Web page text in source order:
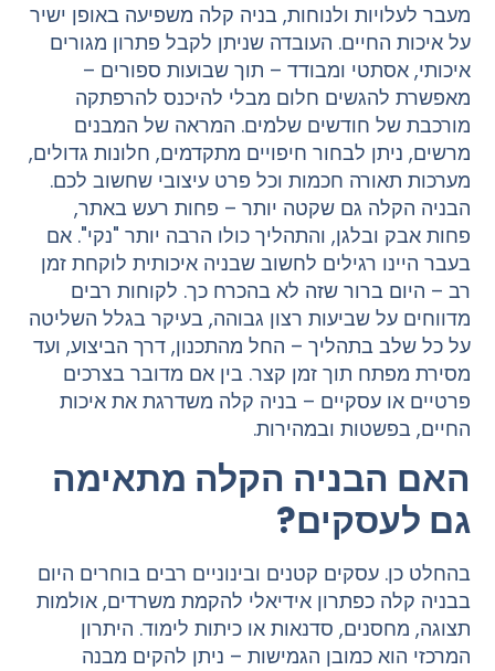
מעבר לעלויות ולנוחות, בניה קלה משפיעה באופן ישיר
על איכות החיים. העובדה שניתן לקבל פתרון מגורים
איכותי, אסתטי ומבודד – תוך שבועות ספורים –
מאפשרת להגשים חלום מבלי להיכנס להרפתקה
מורכבת של חודשים שלמים. המראה של המבנים
מרשים, ניתן לבחור חיפויים מתקדמים, חלונות גדולים,
מערכות תאורה חכמות וכל פרט עיצובי שחשוב לכם.
הבניה הקלה גם שקטה יותר – פחות רעש באתר,
פחות אבק ובלגן, והתהליך כולו הרבה יותר "נקי". אם
בעבר היינו רגילים לחשוב שבניה איכותית לוקחת זמן
רב – היום ברור שזה לא בהכרח כך. לקוחות רבים
מדווחים על שביעות רצון גבוהה, בעיקר בגלל השליטה
על כל שלב בתהליך – החל מהתכנון, דרך הביצוע, ועד
מסירת מפתח תוך זמן קצר. בין אם מדובר בצרכים
פרטיים או עסקיים – בניה קלה משדרגת את איכות
החיים, בפשטות ובמהירות.
האם הבניה הקלה מתאימה
גם לעסקים?
בהחלט כן. עסקים קטנים ובינוניים רבים בוחרים היום
בבניה קלה כפתרון אידיאלי להקמת משרדים, אולמות
תצוגה, מחסנים, סדנאות או כיתות לימוד. היתרון
המרכזי הוא כמובן הגמישות – ניתן להקים מבנה